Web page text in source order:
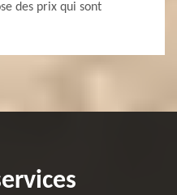
des prix qui sont